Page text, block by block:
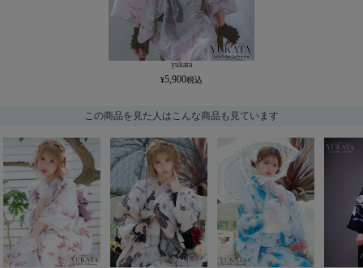
yukata
5,900
この商品を見た人はこんな商品も見ています